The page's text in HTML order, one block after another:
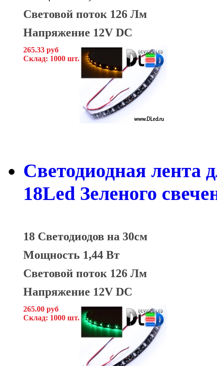
Световой поток 126 Лм
Напряжение 12V DC
265.33 руб
Склад: 1000 шт.
Светодиодная лента
18Led Зеленого
18 Светодиодов на 30см
Мощность 1,44 Вт
Световой поток 126 Лм
Напряжение 12V DC
265.00 руб
Склад: 1000 шт.